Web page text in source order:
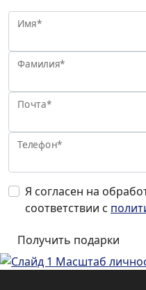
Имя*
Фамилия*
Почта*
Телефон*
Я согласен на
соответствии с